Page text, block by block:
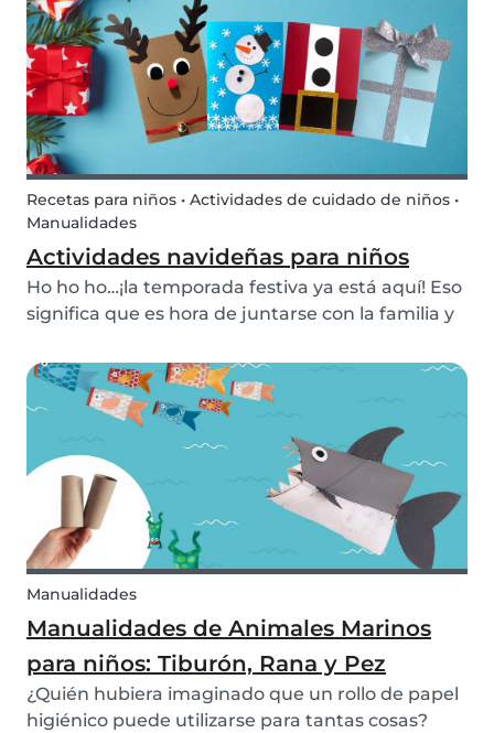
Recetas para niños • Actividades de cuidado de niños •
Manualidades
Actividades navideñas para niños
Ho ho ho…¡la temporada festiva ya está aquí! Eso
significa que es hora de juntarse con la familia y
Navidad sea un momento de celebración, puede
volverse algo un poco abrumador. Ya sea porque
Manualidades
Manualidades de Animales Marinos
para niños: Tiburón, Rana y Pez
¿Quién hubiera imaginado que un rollo de papel
higiénico puede utilizarse para tantas cosas?